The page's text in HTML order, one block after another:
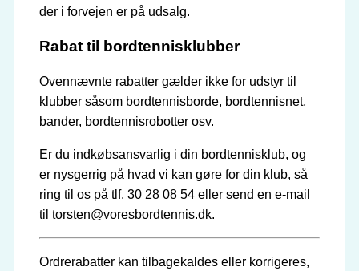
der i forvejen er på udsalg.
Rabat til bordtennisklubber
Ovennævnte rabatter gælder ikke for udstyr til
klubber såsom bordtennisborde, bordtennisnet,
bander, bordtennisrobotter osv.
Er du indkøbsansvarlig i din bordtennisklub, og
er nysgerrig på hvad vi kan gøre for din klub, så
ring til os på tlf. 30 28 08 54 eller send en e-mail
til torsten@voresbordtennis.dk.
Ordrerabatter kan tilbagekaldes eller korrigeres,